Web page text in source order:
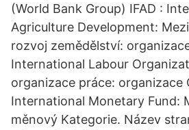
(World Bank Group) IFAD :
Agriculture Development:
rozvoj zemědělství:
International Labour
organizace práce: organizace
International Monetary Fund:
měnový Kategorie. Název